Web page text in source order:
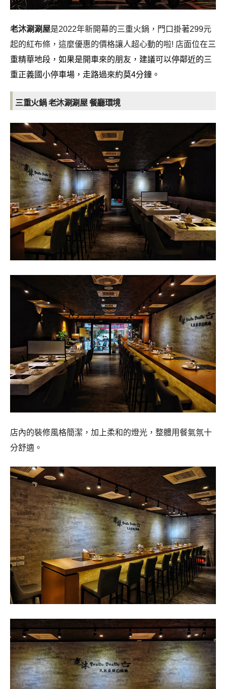
老沐涮涮屋是2022年新開幕的三重火鍋，門口掛著299元
起的紅布條，這麼優惠的價格讓人超心動的啦! 店面位在三
重精華地段，如果是開車來的朋友，建議可以停鄰近的三
重正義國小停車場，走路過來約莫4分鐘。
三重火鍋 老沐涮涮屋 餐廳環境
店內的裝修風格簡潔，加上柔和的燈光，整體用餐氣氛十
分舒適。